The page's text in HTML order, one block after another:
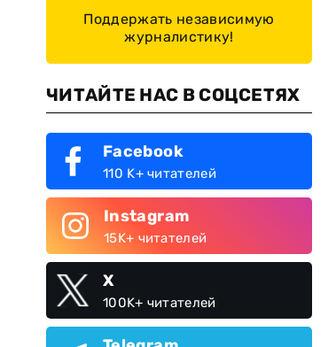
Поддержать независимую
журналистику!
ЧИТАЙТЕ НАС В СОЦСЕТЯХ
Facebook
110 K+ читателей
Instagram
15K+ читателей
X
100K+ читателей